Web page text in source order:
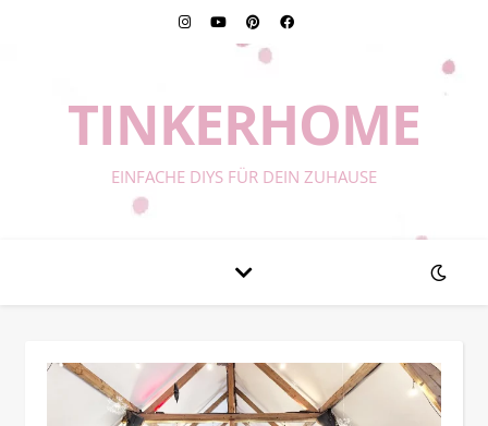
TINKERHOME
EINFACHE DIYS FÜR DEIN ZUHAUSE